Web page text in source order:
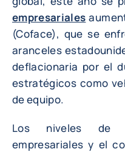
empresariales
(Coface), que se
aranceles
deflacionaria por el
estratégicos como
de equipo.
Los niveles de
empresariales y el